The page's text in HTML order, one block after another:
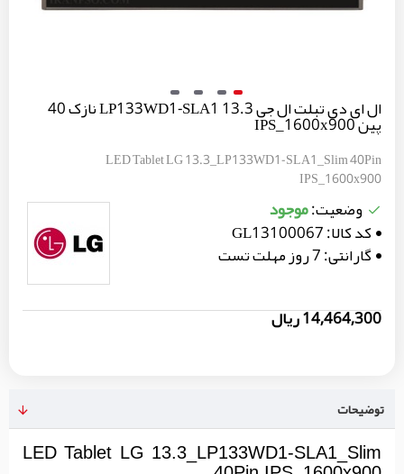
ال ای دی تبلت ال جی 13.3 LP133WD1-SLA1 نازک 40
پین IPS_1600x900
LED Tablet LG 13.3_LP133WD1-SLA1_Slim 40Pin
IPS_1600x900
وضعیت:موجود
کد کالا:GL13100067
گارانتی:7 روز مهلت تست
14,464,300 ریال
توضیحات
LED Tablet LG 13.3_LP133WD1-SLA1_Slim